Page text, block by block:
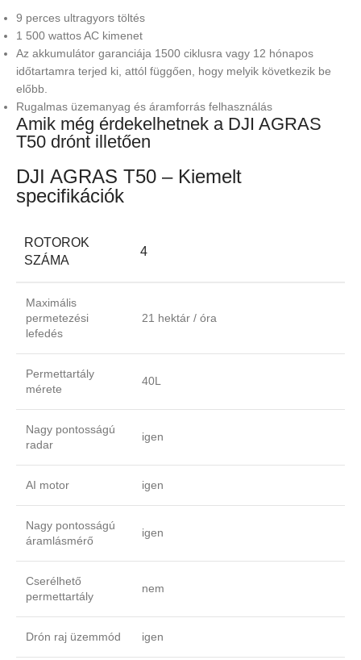
9 perces ultragyors töltés
1 500 wattos AC kimenet
Az akkumulátor garanciája 1500 ciklusra vagy 12 hónapos
időtartamra terjed ki, attól függően, hogy melyik következik be
előbb.
Rugalmas üzemanyag és áramforrás felhasználás
Amik még érdekelhetnek a DJI AGRAS
T50 drónt illetően
DJI AGRAS T50 – Kiemelt
specifikációk
ROTOROK
SZÁMA
4
Maximális
permetezési
lefedés
21 hektár / óra
Permettartály
mérete
40L
Nagy pontosságú
radar
igen
AI motor igen
Nagy pontosságú
áramlásmérő
igen
Cserélhető
permettartály
nem
Drón raj üzemmód igen